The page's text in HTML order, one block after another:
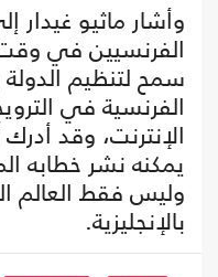
وأشار ماثيو غيدار
الفرنسيين في
سمح لتنظيم الدولة
الفرنسية في
الإنترنت، وقد
يمكنه نشر خطابه
وليس فقط العالم
بالإنجليزية.